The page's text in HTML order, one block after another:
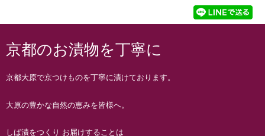
京都のお漬物を丁寧に
京都大原で京つけものを丁寧に漬けております。
大原の豊かな自然の恵みを皆様へ。
しば漬をつくり お届けすることは